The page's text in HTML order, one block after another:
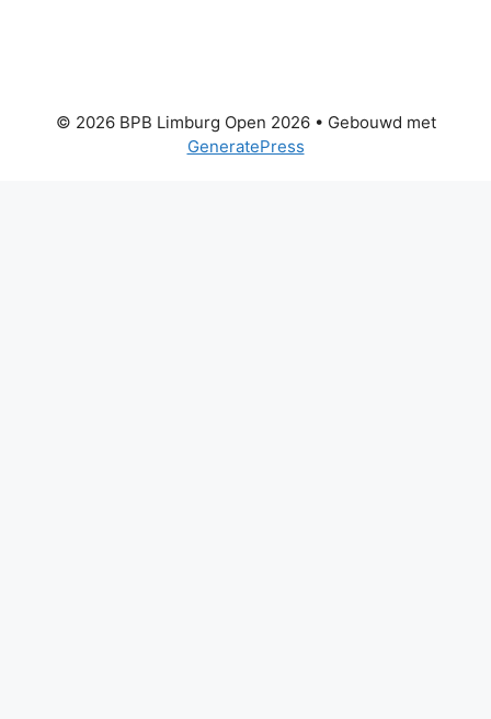
© 2026 BPB Limburg Open 2026• Gebouwd met
GeneratePress